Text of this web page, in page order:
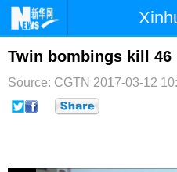
首页 时政
台湾 财经
纪检
Twin bombings kill 46
Source: CGTN 2017-03-12